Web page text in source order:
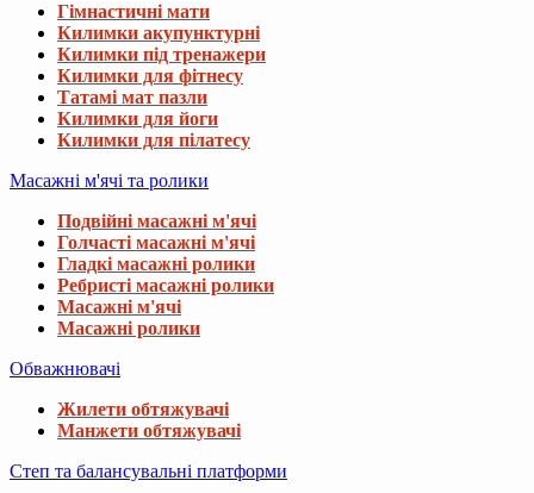
Гімнастичні мати
Килимки акупунктурні
Килимки під тренажери
Килимки для фітнесу
Татамі мат пазли
Килимки для йоги
Килимки для пілатесу
Масажні м'ячі та ролики
Подвійні масажні м'ячі
Голчасті масажні м'ячі
Гладкі масажні ролики
Ребристі масажні ролики
Масажні м'ячі
Масажні ролики
Обважнювачі
Жилети обтяжувачі
Манжети обтяжувачі
Степ та балансувальні платформи